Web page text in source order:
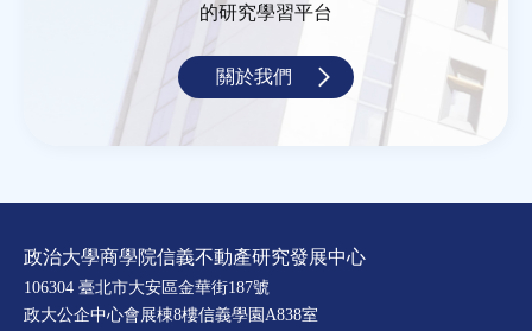
的研究學習平台
關於我們
政治大學商學院信義不動產研究發展中心
106304 臺北市大安區金華街187號
政大公企中心會展棟8樓信義學園A838室